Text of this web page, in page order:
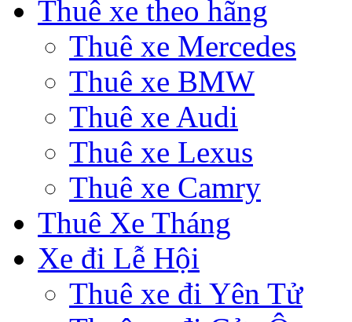
Thuê xe theo hãng
Thuê xe Mercedes
Thuê xe BMW
Thuê xe Audi
Thuê xe Lexus
Thuê xe Camry
Thuê Xe Tháng
Xe đi Lễ Hội
Thuê xe đi Yên Tử